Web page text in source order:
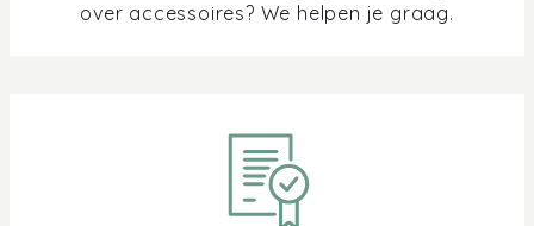
over accessoires? We helpen je graag.